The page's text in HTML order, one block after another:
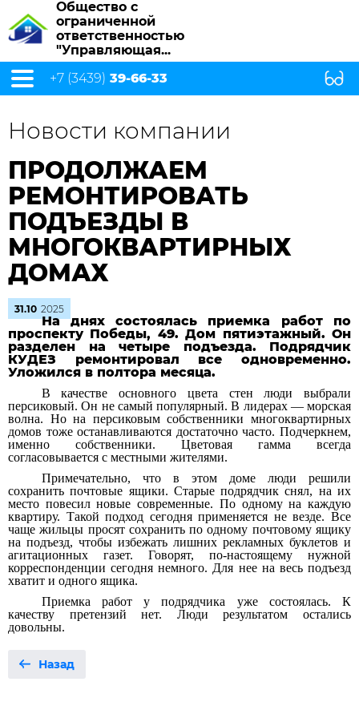
Общество с
ограниченной
ответственностью
"Управляющая...
+7 (3439) 39-66-33
Новости компании
ПРОДОЛЖАЕМ
РЕМОНТИРОВАТЬ
ПОДЪЕЗДЫ В
МНОГОКВАРТИРНЫХ
ДОМАХ
31.10 2025
На днях состоялась приемка работ по
проспекту Победы, 49. Дом пятиэтажный. Он
разделен на четыре подъезда. Подрядчик
КУДЕЗ ремонтировал все одновременно.
Уложился в полтора месяца.
В качестве основного цвета стен люди выбрали
персиковый. Он не самый популярный. В лидерах — морская
волна. Но на персиковым собственники многоквартирных
домов тоже останавливаются достаточно часто. Подчеркнем,
именно собственники. Цветовая гамма всегда
согласовывается с местными жителями.
Примечательно, что в этом доме люди решили
сохранить почтовые ящики. Старые подрядчик снял, на их
место повесил новые современные. По одному на каждую
квартиру. Такой подход сегодня применяется не везде. Все
чаще жильцы просят сохранить по одному почтовому ящику
на подъезд, чтобы избежать лишних рекламных буклетов и
агитационных газет. Говорят, по-настоящему нужной
корреспонденции сегодня немного. Для нее на весь подъезд
хватит и одного ящика.
Приемка работ у подрядчика уже состоялась. К
качеству претензий нет. Люди результатом остались
довольны.
Назад